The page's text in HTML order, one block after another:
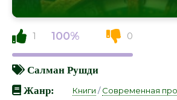
1 100% 0
Салман Рушди
Жанр:
Книги /Современная